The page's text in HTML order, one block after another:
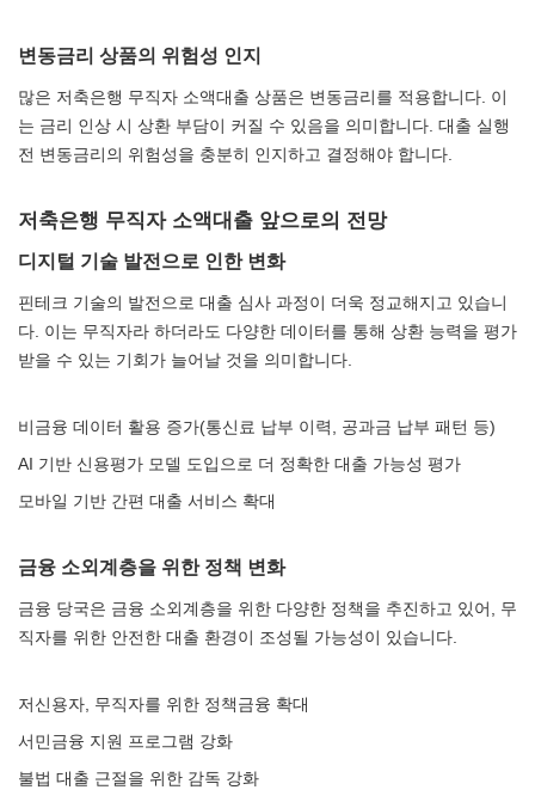
변동금리 상품의 위험성 인지
많은 저축은행 무직자 소액대출 상품은 변동금리를 적용합니다. 이
는 금리 인상 시 상환 부담이 커질 수 있음을 의미합니다. 대출 실행
전 변동금리의 위험성을 충분히 인지하고 결정해야 합니다.
저축은행 무직자 소액대출 앞으로의 전망
디지털 기술 발전으로 인한 변화
핀테크 기술의 발전으로 대출 심사 과정이 더욱 정교해지고 있습니
다. 이는 무직자라 하더라도 다양한 데이터를 통해 상환 능력을 평가
받을 수 있는 기회가 늘어날 것을 의미합니다.
비금융 데이터 활용 증가(통신료 납부 이력, 공과금 납부 패턴 등)
AI 기반 신용평가 모델 도입으로 더 정확한 대출 가능성 평가
모바일 기반 간편 대출 서비스 확대
금융 소외계층을 위한 정책 변화
금융 당국은 금융 소외계층을 위한 다양한 정책을 추진하고 있어, 무
직자를 위한 안전한 대출 환경이 조성될 가능성이 있습니다.
저신용자, 무직자를 위한 정책금융 확대
서민금융 지원 프로그램 강화
불법 대출 근절을 위한 감독 강화